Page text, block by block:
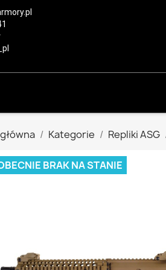
Kategorie Repliki ASG
BRAK NA STANIE